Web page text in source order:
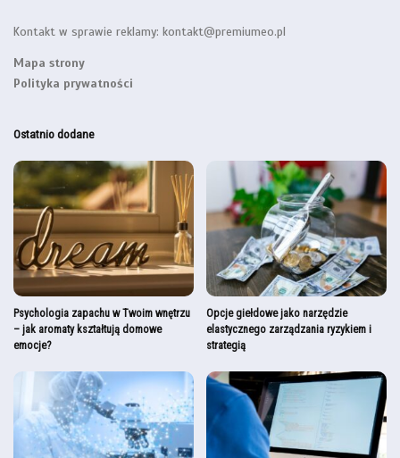
Kontakt w sprawie reklamy: kontakt@premiumeo.pl
Mapa strony
Polityka prywatności
Ostatnio dodane
Psychologia zapachu w Twoim wnętrzu
– jak aromaty kształtują domowe
emocje?
Opcje giełdowe jako narzędzie
elastycznego zarządzania ryzykiem i
strategią